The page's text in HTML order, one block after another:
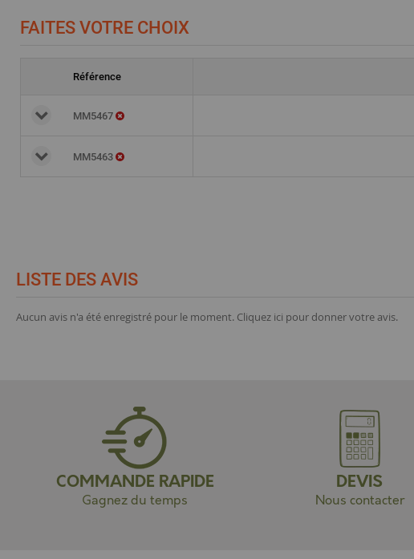
FAITES VOTRE CHOIX
Référence
MM5467
MM5463
LISTE DES AVIS
Aucun avis n'a été enregistré pour le moment. Cliquez ici pour donner votre avis.
COMMANDE RAPIDE
Gagnez du temps
DEVIS
Nous contacter